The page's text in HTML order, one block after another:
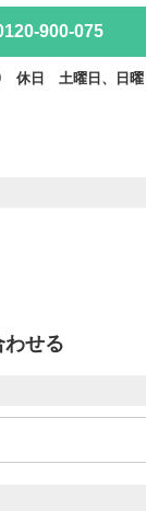
900-075
休日 土曜日、日曜
わせる